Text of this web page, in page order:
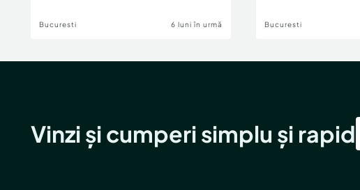
Bucuresti 6 luni în urmă Bucuresti
Vinzi și cumperi simplu și rapid